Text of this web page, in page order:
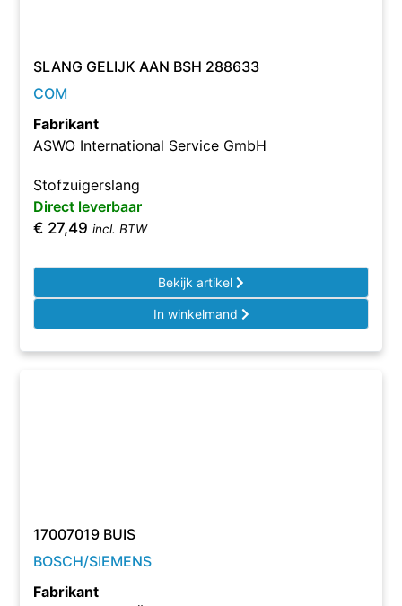
SLANG GELIJK AAN BSH 288633
COM
Fabrikant
ASWO International Service GmbH
Stofzuigerslang
Direct leverbaar
€ 27,49 incl. BTW
Bekijk artikel
In winkelmand
17007019 BUIS
BOSCH/SIEMENS
Fabrikant